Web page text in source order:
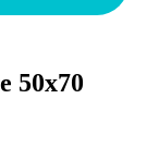
50х70